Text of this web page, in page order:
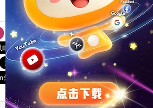
风驰加速器 旋风加速器
八戒看书
速器 quickq
海鸥加速器
旋风vqn官网
vqn加速免费版
网 云梯加速器
闪电加速器